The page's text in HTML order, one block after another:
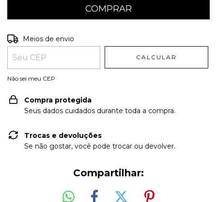
Entregas para o CEP:
Meios de envio
CALCULAR
Não sei meu CEP
Compra protegida
Seus dados cuidados durante toda a compra.
Trocas e devoluções
Se não gostar, você pode trocar ou devolver.
Compartilhar: